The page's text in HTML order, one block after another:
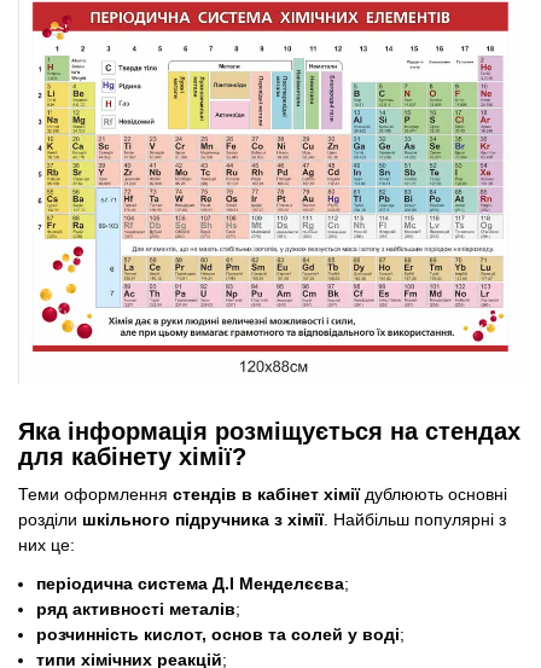
Яка інформація розміщується на стендах
для кабінету хімії?
Теми оформлення стендів в кабінет хіміїдублюють основні
розділи шкільного підручника з хімії. Найбільш популярні з
них це:
періодична система Д.І Менделєєва;
ряд активності металів;
розчинність кислот, основ та солей у воді;
типи хімічних реакцій;